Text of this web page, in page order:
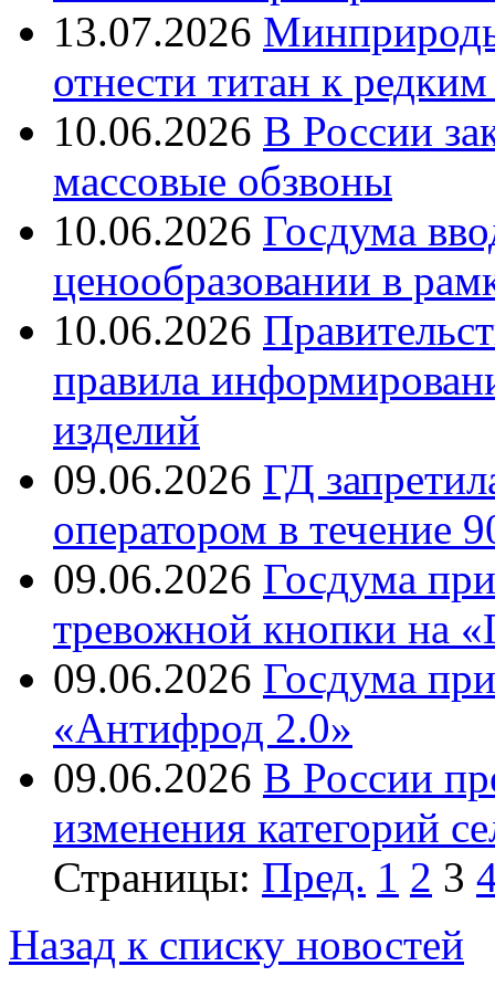
13.07.2026
отнести титан к
10.06.2026 В России
массовые обзвоны
10.06.2026 Госдума
ценообразовании в
10.06.2026
правила
изделий
09.06.2026 ГД
оператором в течение
09.06.2026 Госдума
тревожной кнопки на
09.06.2026 Госдума
«Антифрод 2.0»
09.06.2026 В России
изменения категорий
Страницы: Пред. 1 2 3
Назад к списку новостей